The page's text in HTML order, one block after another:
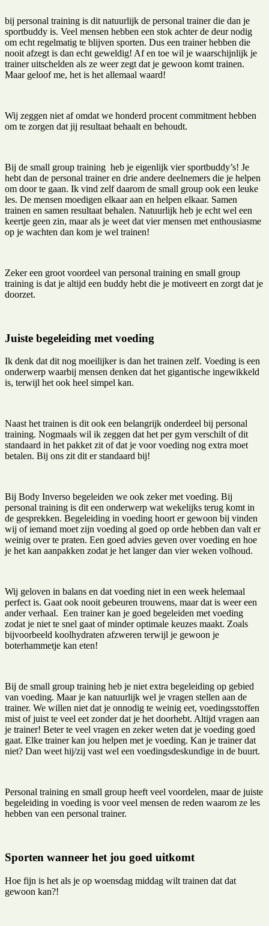
bij personal training is dit natuurlijk de personal trainer die dan je
sportbuddy is. Veel mensen hebben een stok achter de deur nodig
om echt regelmatig te blijven sporten. Dus een trainer hebben die
nooit afzegt is dan echt geweldig! Af en toe wil je waarschijnlijk je
trainer uitschelden als ze weer zegt dat je gewoon komt trainen.
Maar geloof me, het is het allemaal waard!
Wij zeggen niet af omdat we honderd procent commitment hebben
om te zorgen dat jij resultaat behaalt en behoudt.
Bij de small group training heb je eigenlijk vier sportbuddy’s! Je
hebt dan de personal trainer en drie andere deelnemers die je helpen
om door te gaan. Ik vind zelf daarom de small group ook een leuke
les. De mensen moedigen elkaar aan en helpen elkaar. Samen
trainen en samen resultaat behalen. Natuurlijk heb je echt wel een
keertje geen zin, maar als je weet dat vier mensen met enthousiasme
op je wachten dan kom je wel trainen!
Zeker een groot voordeel van personal training en small group
training is dat je altijd een buddy hebt die je motiveert en zorgt dat je
doorzet.
Juiste begeleiding met voeding
Ik denk dat dit nog moeilijker is dan het trainen zelf. Voeding is een
onderwerp waarbij mensen denken dat het gigantische ingewikkeld
is, terwijl het ook heel simpel kan.
Naast het trainen is dit ook een belangrijk onderdeel bij personal
training. Nogmaals wil ik zeggen dat het per gym verschilt of dit
standaard in het pakket zit of dat je voor voeding nog extra moet
betalen. Bij ons zit dit er standaard bij!
Bij Body Inverso begeleiden we ook zeker met voeding. Bij
personal training is dit een onderwerp wat wekelijks terug komt in
de gesprekken. Begeleiding in voeding hoort er gewoon bij vinden
wij of iemand moet zijn voeding al goed op orde hebben dan valt er
weinig over te praten. Een goed advies geven over voeding en hoe
je het kan aanpakken zodat je het langer dan vier weken volhoud.
Wij geloven in balans en dat voeding niet in een week helemaal
perfect is. Gaat ook nooit gebeuren trouwens, maar dat is weer een
ander verhaal. Een trainer kan je goed begeleiden met voeding
zodat je niet te snel gaat of minder optimale keuzes maakt. Zoals
bijvoorbeeld koolhydraten afzweren terwijl je gewoon je
boterhammetje kan eten!
Bij de small group training heb je niet extra begeleiding op gebied
van voeding. Maar je kan natuurlijk wel je vragen stellen aan de
trainer. We willen niet dat je onnodig te weinig eet, voedingsstoffen
mist of juist te veel eet zonder dat je het doorhebt. Altijd vragen aan
je trainer! Beter te veel vragen en zeker weten dat je voeding goed
gaat. Elke trainer kan jou helpen met je voeding. Kan je trainer dat
niet? Dan weet hij/zij vast wel een voedingsdeskundige in de buurt.
Personal training en small group heeft veel voordelen, maar de juiste
begeleiding in voeding is voor veel mensen de reden waarom ze les
hebben van een personal trainer.
Sporten wanneer het jou goed uitkomt
Hoe fijn is het als je op woensdag middag wilt trainen dat dat
gewoon kan?!